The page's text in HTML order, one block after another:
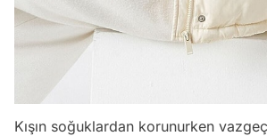
Kışın soğuklardan korunurken